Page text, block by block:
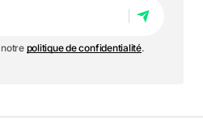
politique de confidentialité.